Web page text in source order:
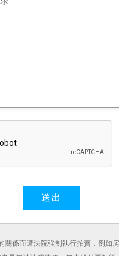
關係而遭法院強制執行拍賣，例如